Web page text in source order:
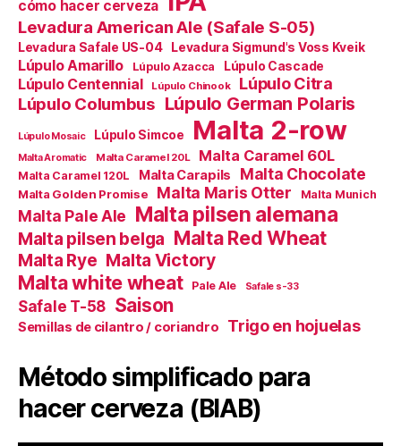
cómo hacer cerveza
Levadura American Ale (Safale S-05)
Levadura Safale US-04 Levadura Sigmund's Voss Kveik
Lúpulo Amarillo Lúpulo Azacca Lúpulo Cascade
Lúpulo Centennial Lúpulo Chinook Lúpulo Citra
Lúpulo Columbus Lúpulo German Polaris
Lúpulo Mosaic Lúpulo Simcoe Malta 2-row
Malta Aromatic Malta Caramel 20L Malta Caramel 60L
Malta Caramel 120L Malta Carapils Malta Chocolate
Malta Golden Promise Malta Maris Otter Malta Munich
Malta Pale Ale Malta pilsen alemana
Malta pilsen belga Malta Red Wheat
Malta Rye Malta Victory
Malta white wheat Pale Ale Safale s-33
Safale T-58 Saison
Semillas de cilantro / coriandro Trigo en hojuelas
Método simplificado para
hacer cerveza (BIAB)